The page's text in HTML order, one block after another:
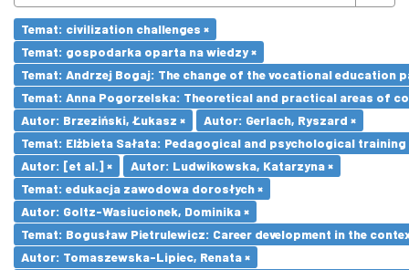
Temat: civilization challenges ×
Temat: gospodarka oparta na wiedzy ×
Temat: Andrzej Bogaj: The change of the vocational education
Temat: Anna Pogorzelska: Theoretical and practical areas of
Autor: Brzeziński, Łukasz ×
Autor: Gerlach, Ryszard ×
Temat: Elżbieta Sałata: Pedagogical and psychological
Autor: [et al.] ×
Autor: Ludwikowska, Katarzyna ×
Temat: edukacja zawodowa dorosłych ×
Autor: Goltz-Wasiucionek, Dominika ×
Temat: Bogusław Pietrulewicz: Career development in the
Autor: Tomaszewska-Lipiec, Renata ×